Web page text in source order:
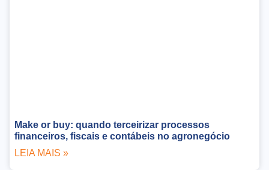
Make or buy: quando terceirizar processos
financeiros, fiscais e contábeis no agronegócio
LEIA MAIS »